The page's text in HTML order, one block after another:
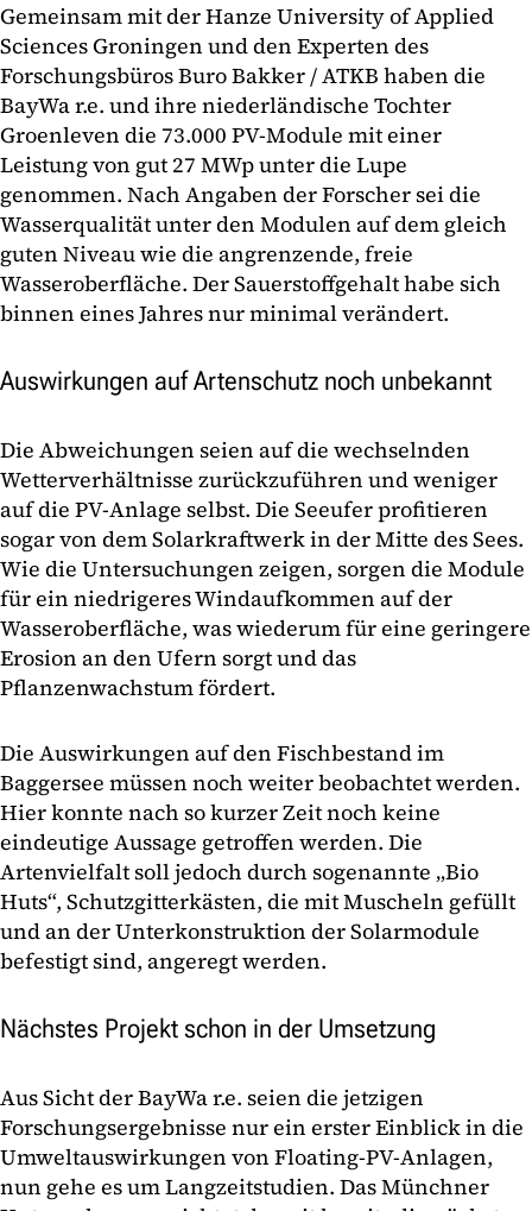
Gemeinsam mit der Hanze University of Applied
Sciences Groningen und den Experten des
Forschungsbüros Buro Bakker / ATKB haben die
BayWa r.e. und ihre niederländische Tochter
Groenleven die 73.000 PV-Module mit einer
Leistung von gut 27 MWp unter die Lupe
genommen. Nach Angaben der Forscher sei die
Wasserqualität unter den Modulen auf dem gleich
guten Niveau wie die angrenzende, freie
Wasseroberfläche. Der Sauerstoffgehalt habe sich
binnen eines Jahres nur minimal verändert.
Auswirkungen auf Artenschutz noch unbekannt
Die Abweichungen seien auf die wechselnden
Wetterverhältnisse zurückzuführen und weniger
auf die PV-Anlage selbst. Die Seeufer profitieren
sogar von dem Solarkraftwerk in der Mitte des Sees.
Wie die Untersuchungen zeigen, sorgen die Module
für ein niedrigeres Windaufkommen auf der
Wasseroberfläche, was wiederum für eine geringere
Erosion an den Ufern sorgt und das
Pflanzenwachstum fördert.
Die Auswirkungen auf den Fischbestand im
Baggersee müssen noch weiter beobachtet werden.
Hier konnte nach so kurzer Zeit noch keine
eindeutige Aussage getroffen werden. Die
Artenvielfalt soll jedoch durch sogenannte „Bio
Huts“, Schutzgitterkästen, die mit Muscheln gefüllt
und an der Unterkonstruktion der Solarmodule
befestigt sind, angeregt werden.
Nächstes Projekt schon in der Umsetzung
Aus Sicht der BayWa r.e. seien die jetzigen
Forschungsergebnisse nur ein erster Einblick in die
Umweltauswirkungen von Floating-PV-Anlagen,
nun gehe es um Langzeitstudien. Das Münchner